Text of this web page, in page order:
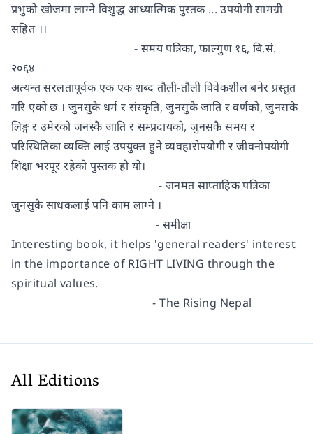
प्रभुको खोजमा लाग्ने विशुद्ध आध्यात्मिक पुस्तक ... उपयोगी सामग्री
सहित ।।
- समय पत्रिका, फाल्गुण १६, बि.सं.
२०६४
अत्यन्त सरलतापूर्वक एक एक शब्द तौली-तौली विवेकशील बनेर प्रस्तुत
गरि एको छ । जुनसुकै धर्म र संस्कृति, जुनसुकै जाति र वर्णको, जुनसकै
लिङ्ग र उमेरको जनस्कै जाति र सम्प्रदायको, जुनसकै समय र
परिस्थितिका व्यक्ति लाई उपयुक्त हुने व्यवहारोपयोगी र जीवनोपयोगी
शिक्षा भरपूर रहेको पुस्तक हो यो।
- जनमत साप्ताहिक पत्रिका
जुनसुकै साधकलाई पनि काम लाग्ने ।
- समीक्षा
Interesting book, it helps 'general readers' interest
in the importance of RIGHT LIVING through the
spiritual values.
- The Rising Nepal
All Editions